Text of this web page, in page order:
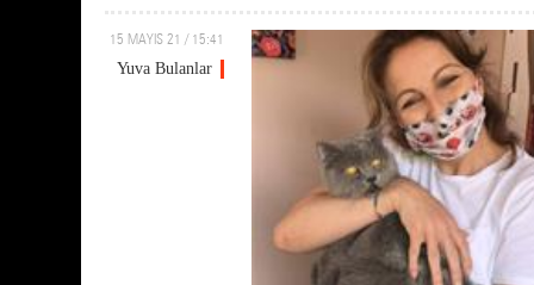
15 MAYIS 21 / 15:41
Yuva Bulanlar